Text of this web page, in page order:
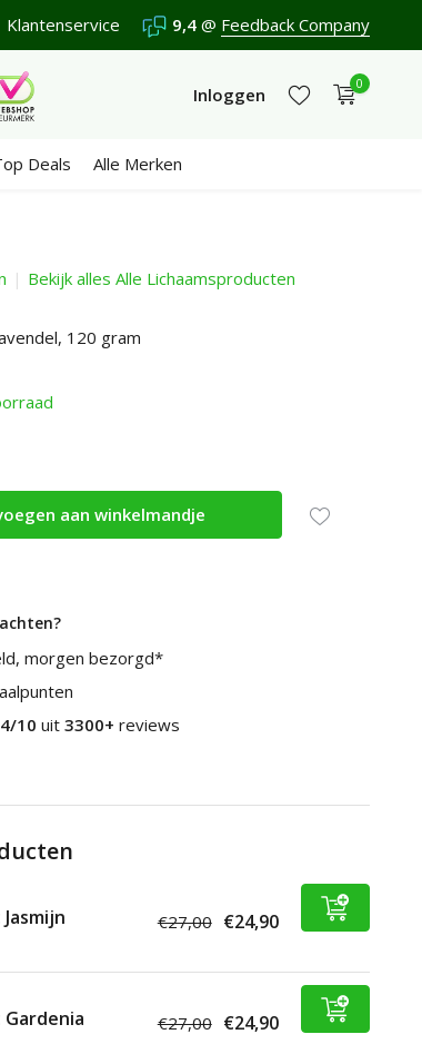
een9,4/10 in 3300+ reviews
Klantenservice 9,4 @ Feedback Company
Inloggen
Account aanmaken
0
Deals Alle Merken
Bekijk alles Alle Lichaamsproducten
120 gram
aan winkelmandje
morgen bezorgd*
10 uit 3300+ reviews
€27,00 €24,90
Gardenia €27,00 €24,90